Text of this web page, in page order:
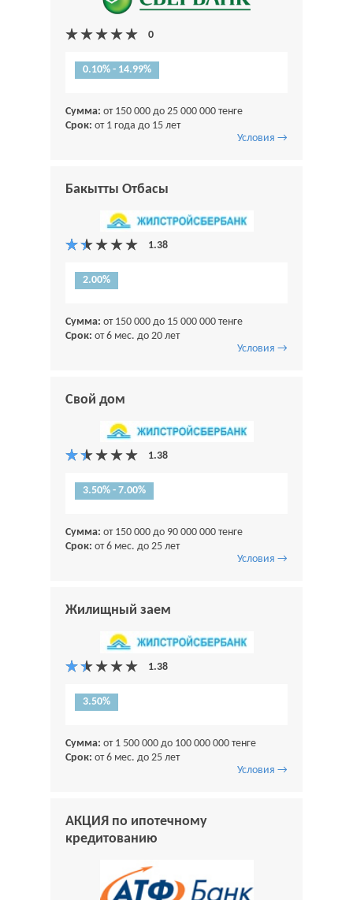
0.10% - 14.99%
Сумма: от 150 000 до 25 000 000 тенге
Срок: от 1 года до 15 лет
Условия →
Бакытты Отбасы
2.00%
Сумма: от 150 000 до 15 000 000 тенге
Срок: от 6 мес. до 20 лет
Условия →
Свой дом
3.50% - 7.00%
Сумма: от 150 000 до 90 000 000 тенге
Срок: от 6 мес. до 25 лет
Условия →
Жилищный заем
3.50%
Сумма: от 1 500 000 до 100 000 000 тенге
Срок: от 6 мес. до 25 лет
Условия →
АКЦИЯ по ипотечному
кредитованию